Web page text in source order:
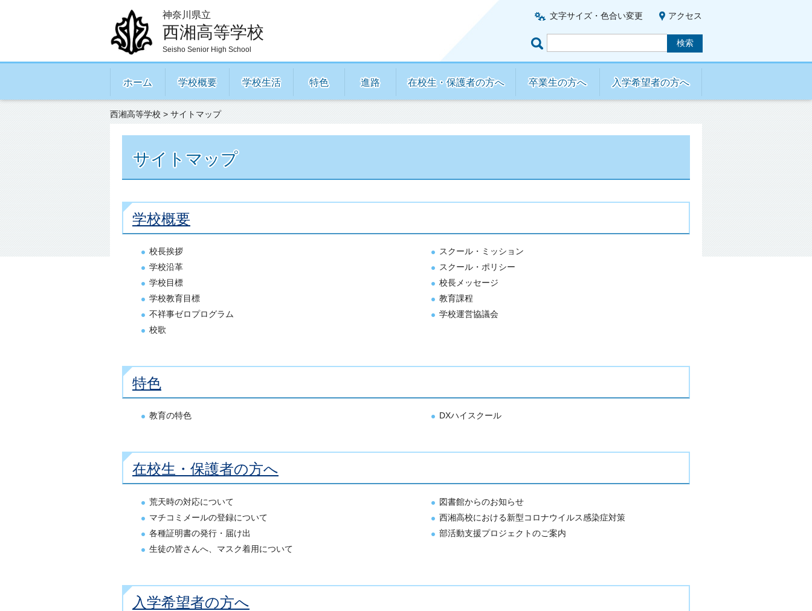
神奈川県立
西湘高等学校
Seisho Senior High School
文字サイズ・色合い変更 アクセス
ホーム 学校概要 学校生活 特色 進路 在校生・保護者の方へ 卒業生の方へ 入学希望者の方へ
西湘高等学校 > サイトマップ
サイトマップ
学校概要
校長挨拶
学校沿革
学校目標
学校教育目標
不祥事ゼロプログラム
校歌
スクール・ミッション
スクール・ポリシー
校長メッセージ
教育課程
学校運営協議会
特色
教育の特色 DXハイスクール
在校生・保護者の方へ
荒天時の対応について
マチコミメールの登録について
各種証明書の発行・届け出
生徒の皆さんへ、マスク着用について
図書館からのお知らせ
西湘高校における新型コロナウイルス感染症対策
部活動支援プロジェクトのご案内
入学希望者の方へ